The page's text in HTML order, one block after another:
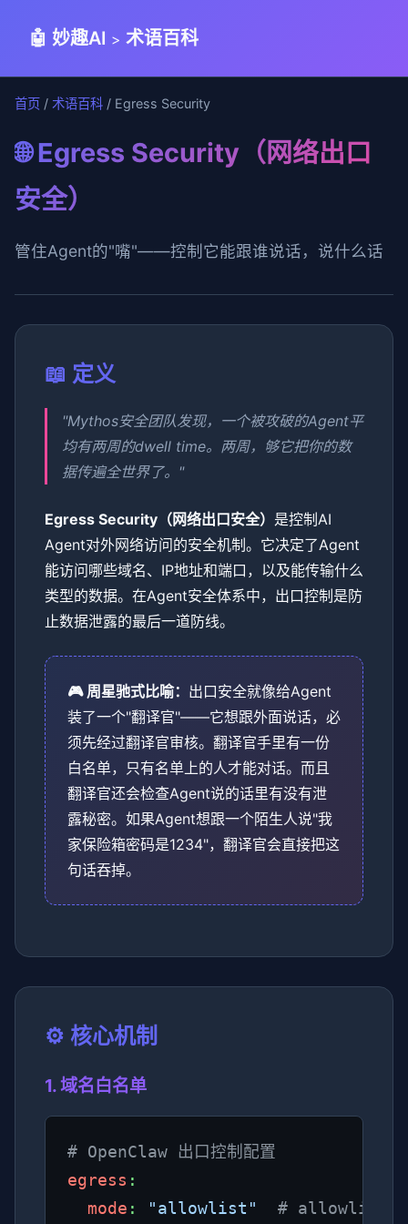
🤖 妙趣AI > 术语百科
首页 / 术语百科 / Egress Security
🌐 Egress Security（网络出口
安全）
管住Agent的"嘴"——控制它能跟谁说话，说什么话
📖 定义
"Mythos安全团队发现，一个被攻破的Agent平
均有两周的dwell time。两周，够它把你的数
据传遍全世界了。"
Egress Security（网络出口安全） 是控制AI
Agent对外网络访问的安全机制。它决定了Agent
能访问哪些域名、IP地址和端口，以及能传输什么
类型的数据。在Agent安全体系中，出口控制是防
止数据泄露的最后一道防线。
🎮 周星驰式比喻： 出口安全就像给Agent
装了一个"翻译官"——它想跟外面说话，必
须先经过翻译官审核。翻译官手里有一份
白名单，只有名单上的人才能对话。而且
翻译官还会检查Agent说的话里有没有泄
露秘密。如果Agent想跟一个陌生人说"我
家保险箱密码是1234"，翻译官会直接把这
句话吞掉。
⚙️ 核心机制
1. 域名白名单
# OpenClaw 出口控制配置
egress :
mode : "allowlist" # allowlist |